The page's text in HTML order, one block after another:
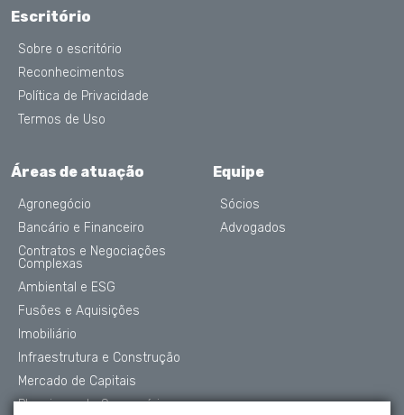
Escritório
Sobre o escritório
Reconhecimentos
Política de Privacidade
Termos de Uso
Áreas de atuação
Agronegócio
Bancário e Financeiro
Contratos e Negociações
Complexas
Ambiental e ESG
Fusões e Aquisições
Imobiliário
Infraestrutura e Construção
Mercado de Capitais
Planejamento Sucessório
Equipe
Sócios
Advogados